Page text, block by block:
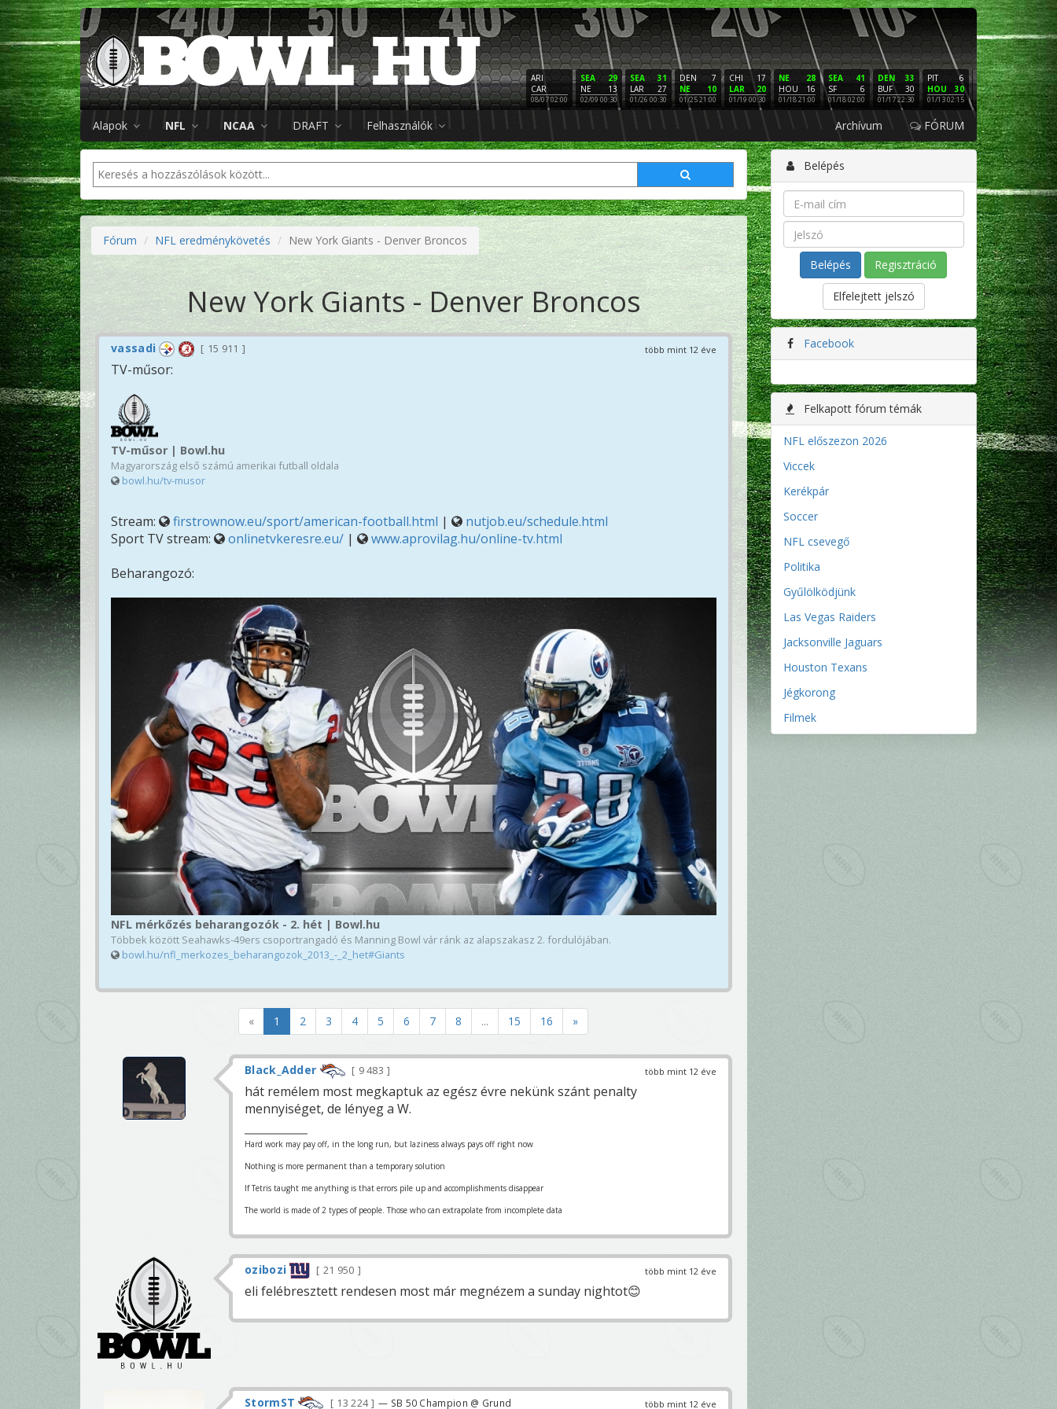
ARI
CAR
08/07 02:00
29
SEA
13
NE
02/09 00:30
31
SEA
27
LAR
01/26 00:30
7
DEN
10
NE
01/25 21:00
17
CHI
20
LAR
01/19 00:30
28
NE
16
HOU
01/18 21:00
41
SEA
6
SF
01/18 02:00
33
DEN
30
BUF
01/17 22:30
6
PIT
30
HOU
01/13 02:15
16
NE
3
LAC
01/12 02:00
PHI
SF
01/11
Alapok NFL NCAA DRAFT Felhasználók Archívum FÓRUM
Fórum NFL eredménykövetés New York Giants - Denver Broncos
New York Giants - Denver Broncos
több mint 12 éve
vassadi 15 911
TV-műsor:
TV-műsor | Bowl.hu
Magyarország első számú amerikai futball oldala
bowl.hu/tv-musor
Stream: firstrownow.eu/sport/american-football.html |
nutjob.eu/schedule.html
Sport TV stream:
onlinetvkeresre.eu/ |
www.aprovilag.hu/online-tv.html
Beharangozó:
NFL mérkőzés beharangozók - 2. hét | Bowl.hu
Többek között Seahawks-49ers csoportrangadó és Manning Bowl vár ránk az alapszakasz 2. fordulójában.
bowl.hu/nfl_merkozes_beharangozok_2013_-_2_het#Giants
« 1 2 3 4 5 6 7 8 ... 15 16 »
több mint 12 éve
Black_Adder 9 483
hát remélem most megkaptuk az egész évre nekünk szánt penalty
mennyiséget, de lényeg a W.
Hard work may pay off, in the long run, but laziness always pays off right now
Nothing is more permanent than a temporary solution
If Tetris taught me anything is that errors pile up and accomplishments disappear
The world is made of 2 types of people. Those who can extrapolate from incomplete data
több mint 12 éve
ozibozi 21 950
eli felébresztett rendesen most már megnézem a sunday nightot😊
több mint 12 éve
StormST 13 224 — SB 50 Champion @ Grund
Belépés
Regisztráció
Elfelejtett jelszó
Facebook
Felkapott fórum témák
NFL előszezon 2026
Viccek
Kerékpár
Soccer
NFL csevegő
Politika
Gyűlölködjünk
Las Vegas Raiders
Jacksonville Jaguars
Houston Texans
Jégkorong
Filmek